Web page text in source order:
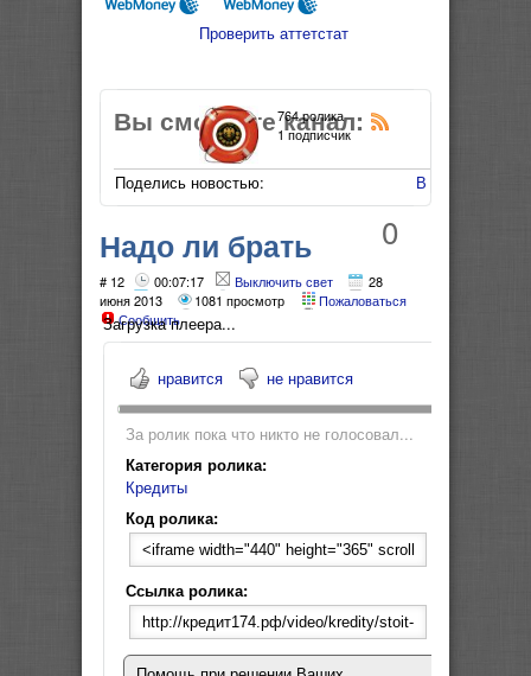
Проверить аттетстат
Вы смотрите канал:
Поделись новостью: В Мой Мир
764 ролика
1 подписчик
0
Надо ли брать
кредиты
# 12 00:07:17 Выключить свет
28
июня 2013
1081 просмотр
Пожаловаться
Сообщить
Загрузка плеера...
нравится не нравится
За ролик пока что никто не голосовал...
Категория ролика:
Кредиты
Код ролика:
Ссылка ролика: